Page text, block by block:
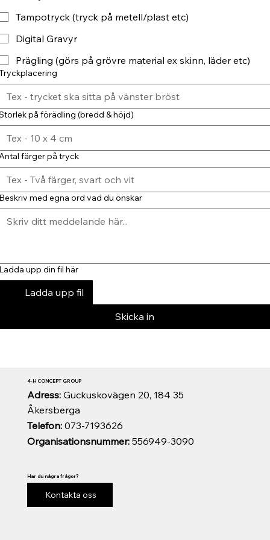
Tampotryck (tryck på metell/plast etc)
Digital Gravyr
Prägling (görs på grövre material ex skinn, läder etc)
på förädling (bredd & höjd)
färger på tryck
med egna ord vad du önskar
upp din fil här
Ladda upp fil
Skicka in
Organisationsnummer:556949-3090
Telefon:073-7193626
Adress: Guckuskovägen 20, 184 35
Åkersberga
4-H CONCEPT GROUP
Har du några frågor?
Kontakta oss